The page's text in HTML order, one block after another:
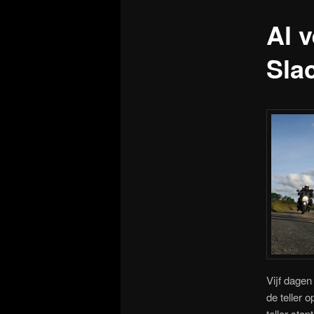
Al
Vijf
de teller